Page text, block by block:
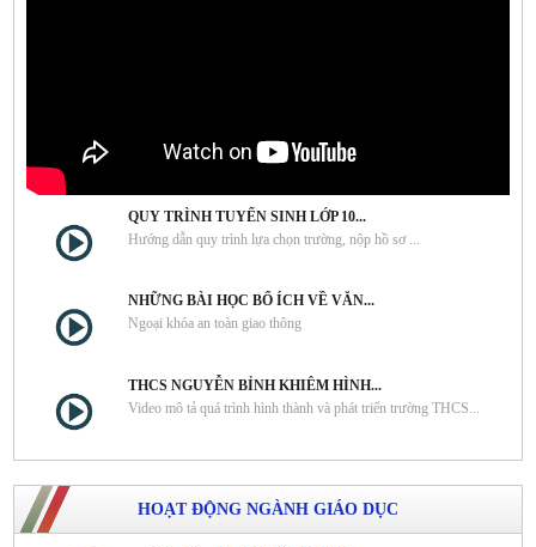
QUY TRÌNH TUYỂN SINH LỚP 10...
Hướng dẫn quy trình lựa chọn trường, nộp hồ sơ ...
NHỮNG BÀI HỌC BỔ ÍCH VỀ VĂN...
Ngoại khóa an toàn giao thông
THCS NGUYỄN BỈNH KHIÊM HÌNH...
Video mô tả quá trình hình thành và phát triển trường THCS...
HOẠT ĐỘNG NGÀNH GIÁO DỤC